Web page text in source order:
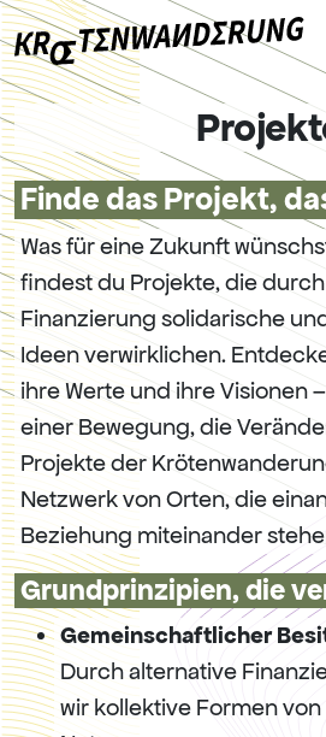
Finde das Projekt,
Was für eine Zukunft
findest du Projekte, die
Finanzierung solidarische
Ideen verwirklichen.
ihre Werte und ihre Visionen
einer Bewegung, die
Projekte der
Netzwerk von Orten, die
Beziehung miteinander
Grundprinzipien, die
Gemeinschaftlicher
Durch alternative
wir kollektive Formen